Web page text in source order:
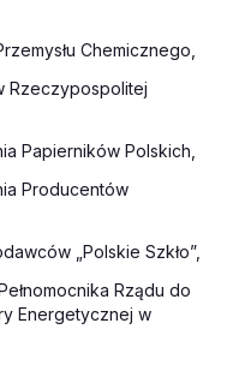
Chemicznego,
Rzeczypospolitej
Papierników Polskich,
Producentów
„Polskie Szkło”,
Rządu do
Energetycznej w